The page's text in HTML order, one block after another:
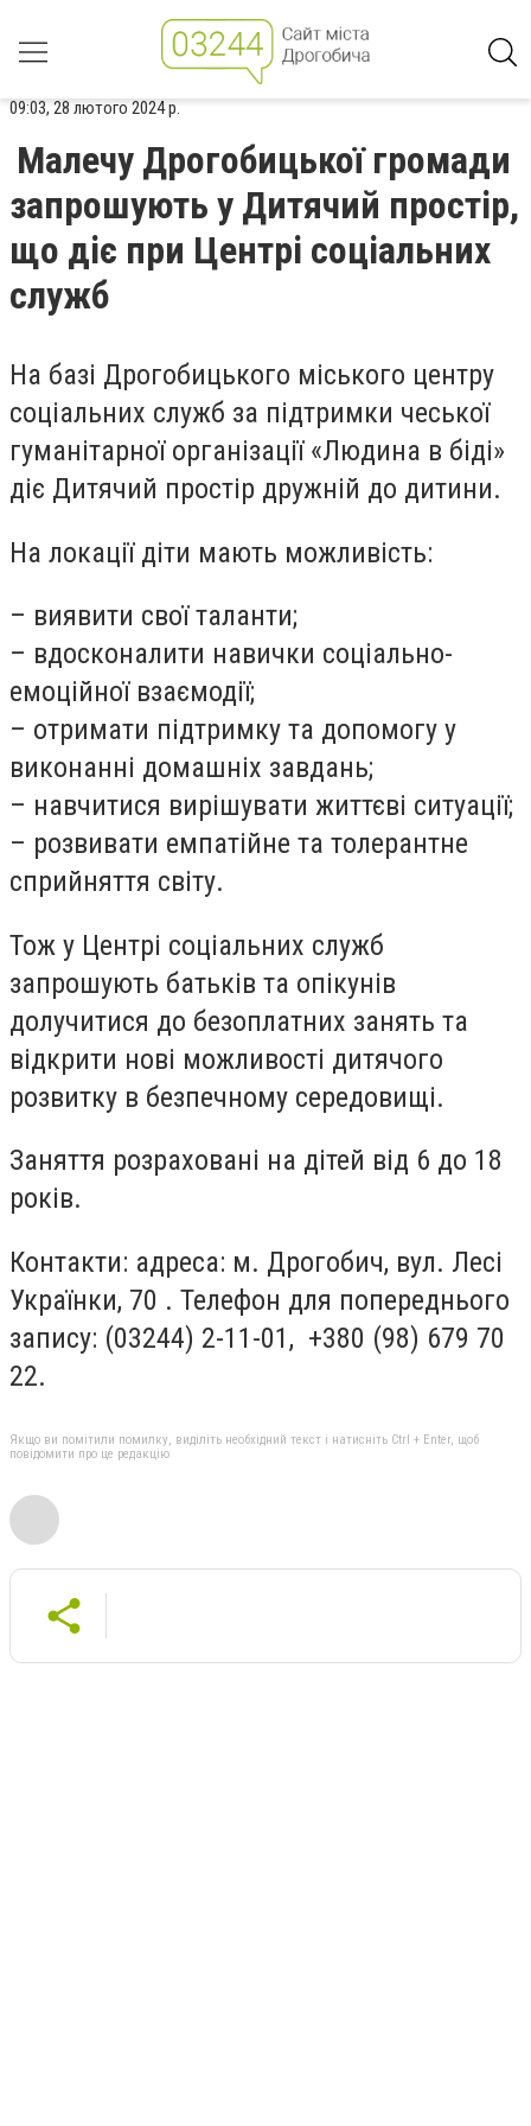
09:03, 28 лютого 2024 р.
Малечу Дрогобицької громади
запрошують у Дитячий простір,
що діє при Центрі соціальних
служб
На базі Дрогобицького міського центру
соціальних служб за підтримки чеської
гуманітарної організації «Людина в біді»
діє Дитячий простір дружній до дитини.
На локації діти мають можливість:
– виявити свої таланти;
– вдосконалити навички соціально-
емоційної взаємодії;
– отримати підтримку та допомогу у
виконанні домашніх завдань;
– навчитися вирішувати життєві ситуації;
– розвивати емпатійне та толерантне
сприйняття світу.
Тож у Центрі соціальних служб
запрошують батьків та опікунів
долучитися до безоплатних занять та
відкрити нові можливості дитячого
розвитку в безпечному середовищі.
Заняття розраховані на дітей від 6 до 18
років.
Контакти: адреса: м. Дрогобич, вул. Лесі
Українки, 70 . Телефон для попереднього
запису: (03244) 2-11-01, +380 (98) 679 70
22.
Якщо ви помітили помилку, виділіть необхідний текст і натисніть Ctrl + Enter, щоб
повідомити про це редакцію